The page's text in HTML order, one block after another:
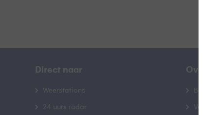
Direct naar
Weerstations
24 uurs radar
Over